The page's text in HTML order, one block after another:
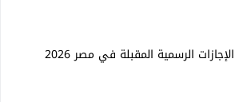
الإجازات الرسمية المقبلة في مصر 2026